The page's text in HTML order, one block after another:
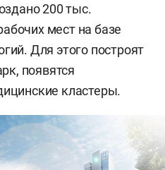
200 тыс.
мест на базе
Для этого построят
появятся
кластеры.